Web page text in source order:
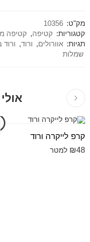
מק"ט: 10356
קטגוריות: קטיפה, קטיפה
תגיות: אוורולים, ורוד, ורוד
שמלות
קרפ לייקרה ורוד
₪48 למטר